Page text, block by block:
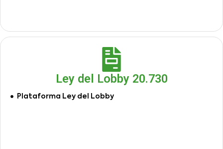
Ley del Lobby 20.730
Plataforma Ley del Lobby